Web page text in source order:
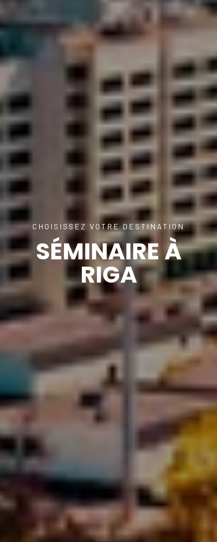
CHOISISSEZ VOTRE DESTINATION
SÉMINAIRE À
RIGA